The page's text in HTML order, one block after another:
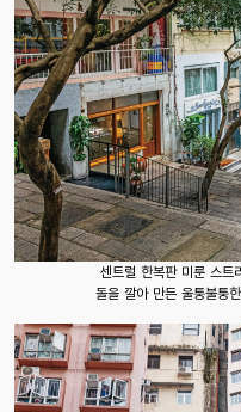
센트럴 한복판 미룬 스
돌을 깔아 만든 울퉁불퉁